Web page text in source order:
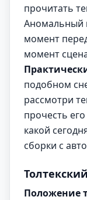
прочитать
Аномальный
момент
момент
подобном
рассмотри
прочесть
какой
сборки с
Положение